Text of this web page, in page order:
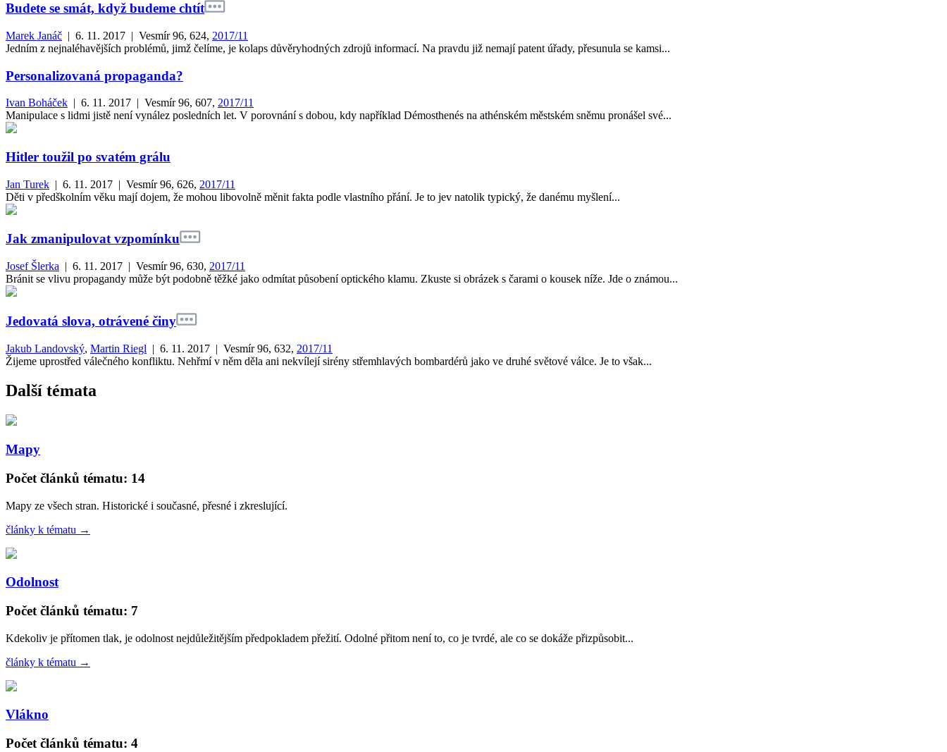
Budete se smát, když budeme chtít
Marek Janáč | 6. 11. 2017 | Vesmír 96, 624, 2017/11
Jedním z nejnaléhavějších problémů, jimž čelíme, je kolaps důvěryhodných zdrojů informací. Na pravdu již nemají patent úřady, přesunula se kamsi...
Personalizovaná propaganda?
Ivan Boháček | 6. 11. 2017 | Vesmír 96, 607, 2017/11
Manipulace s lidmi jistě není vynález posledních let. V porovnání s dobou, kdy například Démosthenés na athénském městském sněmu pronášel své...
Hitler toužil po svatém grálu
Jan Turek | 6. 11. 2017 | Vesmír 96, 626, 2017/11
Děti v předškolním věku mají dojem, že mohou libovolně měnit fakta podle vlastního přání. Je to jev natolik typický, že danému myšlení...
Jak zmanipulovat vzpomínku
Josef Šlerka | 6. 11. 2017 | Vesmír 96, 630, 2017/11
Bránit se vlivu propagandy může být podobně těžké jako odmítat působení optického klamu. Zkuste si obrázek s čarami o kousek níže. Jde o známou...
Jedovatá slova, otrávené činy
Jakub Landovský, Martin Riegl | 6. 11. 2017 | Vesmír 96, 632, 2017/11
Žijeme uprostřed válečného konfliktu. Nehřmí v něm děla ani nekvílejí sirény střemhlavých bombardérů jako ve druhé světové válce. Je to však...
Další témata
Mapy
Počet článků tématu: 14
Mapy ze všech stran. Historické i současné, přesné i zkreslující.
články k tématu →
Odolnost
Počet článků tématu: 7
Kdekoliv je přítomen tlak, je odolnost nejdůležitějším předpokladem přežití. Odolné přitom není to, co je tvrdé, ale co se dokáže přizpůsobit...
články k tématu →
Vlákno
Počet článků tématu: 4